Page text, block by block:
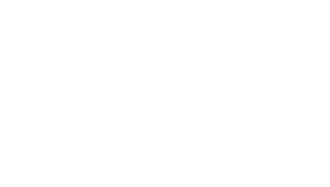
Naturschutzbehörde anzuzeigen. Bei einer
gelöscht und der Erwerber als